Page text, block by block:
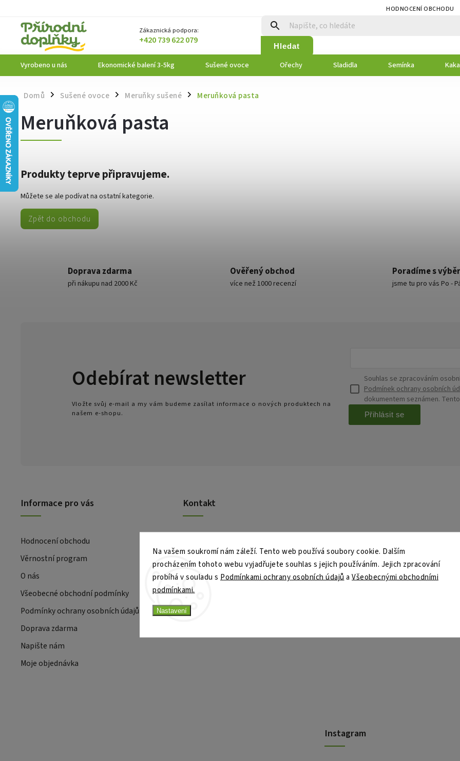
Na vašem soukromí nám záleží. Tento web používá soubory cookie. Dalším
procházením tohoto webu vyjadřujete souhlas s jejich používáním. Jejich zpracování
probíhá v souladu s Podmínkami ochrany osobních údajůa Všeobecnými obchodními
podmínkami.
Nastavení
HODNOCENÍ OBCHODU
Zákaznická podpora:
+420 739 622 079 Hledat
Vyrobeno u nás Ekonomické balení 3-5kg Sušené ovoce Ořechy Sladidla Semínka
Domů / Sušené ovoce / Meruňky sušené / Meruňková pasta
Meruňková pasta
Produkty teprve připravujeme.
Můžete se ale podívat na ostatní kategorie.
Zpět do obchodu
Doprava zdarma
při nákupu nad 2000 Kč
Ověřený obchod
více než 1000 recenzí
Poradíme s
jsme tu pro vás Po -
Odebírat newsletter
Vložte svůj e-mail a my vám budeme zasílat informace o nových produktech na
našem e-shopu.
Souhlas se zpracováním
Podmínek ochrany osobních
dokumentem seznámen.
Přihlásit se
Informace pro vás
Hodnocení obchodu
Věrnostní program
O nás
Všeobecné obchodní podmínky
Podmínky ochrany osobních údajů
Doprava zdarma
Napište nám
Moje objednávka
Kontakt
Instagram